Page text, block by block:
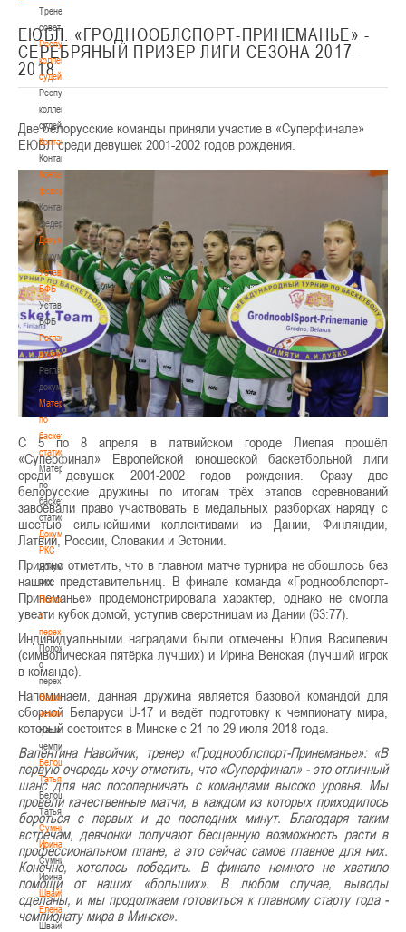
Тренерский
совет
Республиканская
коллегия
судей
Республиканская
коллегия
судей
Контакты
Контакты
Контакты
федерации
Контакты
федерации
Документы
Документы
Устав
БФБ
Устав
БФБ
Регламентирующие
документы
Регламентирующие
документы
Материалы
по
баскетбольной
статистике
Материалы
по
баскетбольной
статистике
Документы
РКС
Документы
РКС
Положение
о
переходах
Положение
о
переходах
Наши
чемпионы
Наши
чемпионы
Белошапко
Татьяна
Белошапко
Татьяна
Сумникова
Ирина
Сумникова
Ирина
Швайбович
Елена
Швайбович
ЕЮБЛ. «ГРОДНООБЛСПОРТ-ПРИНЕМАНЬЕ» -
СЕРЕБРЯНЫЙ ПРИЗЁР ЛИГИ СЕЗОНА 2017-
2018
Две белорусские команды приняли участие в «Суперфинале»
ЕЮБЛ среди девушек 2001-2002 годов рождения.
С 5 по 8 апреля в латвийском городе Лиепая прошёл
«Суперфинал» Европейской юношеской баскетбольной лиги
среди девушек 2001-2002 годов рождения. Сразу две
белорусские дружины по итогам трёх этапов соревнований
завоевали право участвовать в медальных разборках наряду с
шестью сильнейшими коллективами из Дании, Финляндии,
Латвии, России, Словакии и Эстонии.
Приятно отметить, что в главном матче турнира не обошлось без
наших представительниц. В финале команда «Гроднооблспорт-
Принеманье» продемонстрировала характер, однако не смогла
увезти кубок домой, уступив сверстницам из Дании (63:77).
Индивидуальными наградами были отмечены Юлия Василевич
(символическая пятёрка лучших) и Ирина Венская (лучший игрок
в команде).
Напоминаем, данная дружина является базовой командой для
сборной Беларуси U-17 и ведёт подготовку к чемпионату мира,
который состоится в Минске с 21 по 29 июля 2018 года.
Валентина Навойчик, тренер «Гроднооблспорт-Принеманье»: «В
первую очередь хочу отметить, что «Суперфинал» - это отличный
шанс для нас посоперничать с командами высоко уровня. Мы
провели качественные матчи, в каждом из которых приходилось
бороться с первых и до последних минут. Благодаря таким
встречам, девчонки получают бесценную возможность расти в
профессиональном плане, а это сейчас самое главное для них.
Конечно, хотелось победить. В финале немного не хватило
помощи от наших «больших». В любом случае, выводы
сделаны, и мы продолжаем готовиться к главному старту года -
чемпионату мира в Минске».